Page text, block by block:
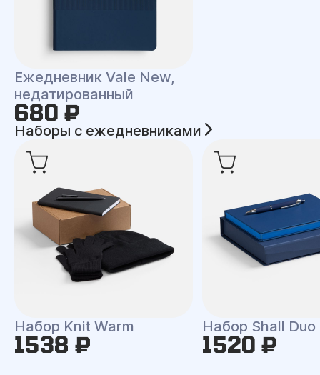
Ежедневник Vale New,
недатированный
680 ₽
Наборы с ежедневниками
Набор Knit Warm
1538 ₽
Набор Shall Duo
1520 ₽